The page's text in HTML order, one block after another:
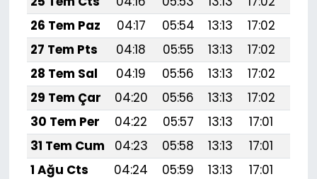
26 Tem Paz
04:17 05:54 13:13 17:02
27 Tem Pts
04:18 05:55 13:13 17:02
28 Tem Sal
04:19 05:56 13:13 17:02
29 Tem Çar
04:20 05:56 13:13 17:02
30 Tem Per
04:22 05:57 13:13 17:01
31 Tem Cum
04:23 05:58 13:13 17:01
1 Ağu Cts
04:24 05:59 13:13 17:01